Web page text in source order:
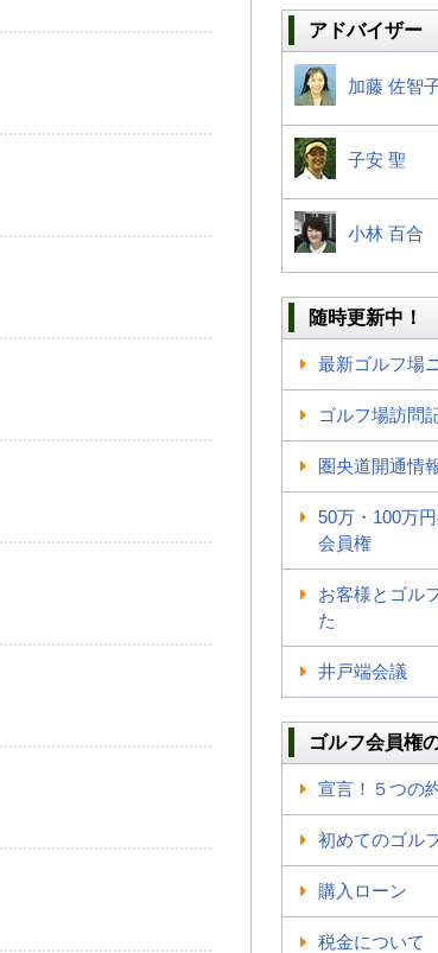
アドバイザー
加藤 佐智
子安 聖
小林 百合
随時更新中！
最新ゴルフ場
ゴルフ場訪問
圏央道開通情
50万・100万
会員権
お客様とゴル
た
井戸端会議
ゴルフ会員権
宣言！５つの
初めてのゴル
購入ローン
税金について